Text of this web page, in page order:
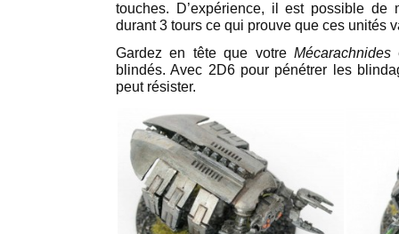
touches. D’expérience, il est possible de
durant 3 tours ce qui prouve que ces unités
Gardez en tête que votre Mécarachnides
blindés. Avec 2D6 pour pénétrer les
peut résister.